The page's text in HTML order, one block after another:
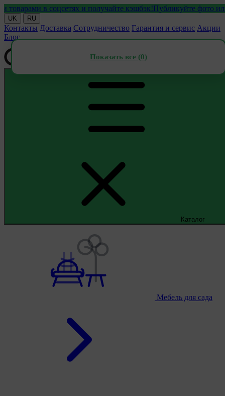
в соцсетях и получайте кэшбэк!Публикуйте фото или
UK RU
Контакты Доставка Сотрудничество Гарантия и сервис Акции
Блог
Каталог
Мебель для сада
Показать все (0)